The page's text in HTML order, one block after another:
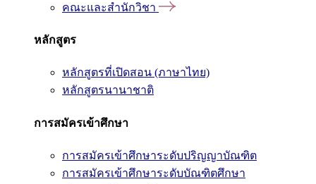
คณะและสำนักวิชา
หลักสูตร
หลักสูตรที่เปิดสอน (ภาษาไทย)
หลักสูตรนานาชาติ
การสมัครเข้าศึกษา
การสมัครเข้าศึกษาระดับปริญญาบัณฑิต
การสมัครเข้าศึกษาระดับบัณฑิตศึกษา